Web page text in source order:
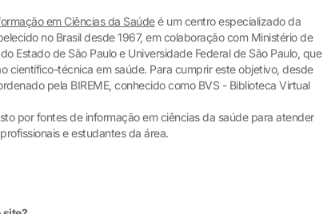
em Ciências da Saúdeé um centro especializado da
no Brasil desde 1967, em colaboração com Ministério de
Estado de São Paulo e Universidade Federal de São Paulo, que
científico-técnica em saúde. Para cumprir este objetivo, desde
pela BIREME, conhecido como BVS - Biblioteca Virtual
por fontes de informação em ciências da saúde para atender
e estudantes da área.